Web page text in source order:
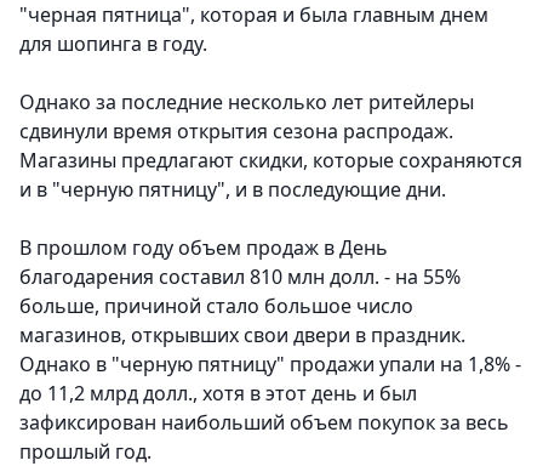
"черная пятница", которая и была главным днем
для шопинга в году.
Однако за последние несколько лет ритейлеры
сдвинули время открытия сезона распродаж.
Магазины предлагают скидки, которые сохраняются
и в "черную пятницу", и в последующие дни.
В прошлом году объем продаж в День
благодарения составил 810 млн долл. - на 55%
больше, причиной стало большое число
магазинов, открывших свои двери в праздник.
Однако в "черную пятницу" продажи упали на 1,8% -
до 11,2 млрд долл., хотя в этот день и был
зафиксирован наибольший объем покупок за весь
прошлый год.